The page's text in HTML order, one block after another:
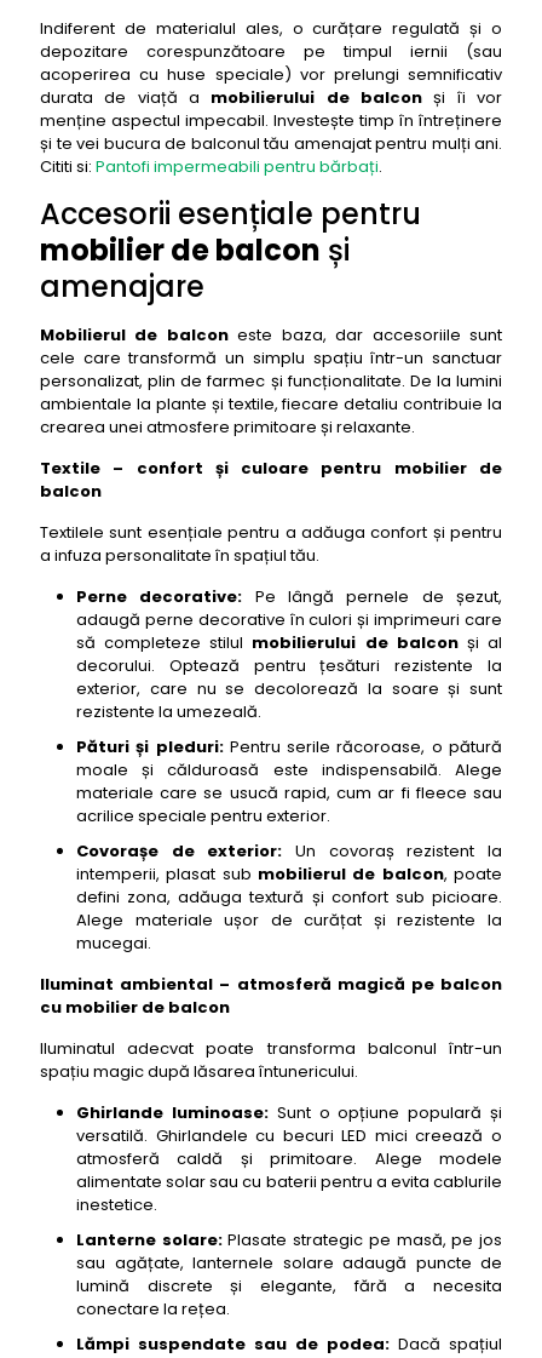
Indiferent de materialul ales, o curățare regulată și o
depozitare corespunzătoare pe timpul iernii (sau
acoperirea cu huse speciale) vor prelungi semnificativ
durata de viață a mobilierului de balcon și îi vor
menține aspectul impecabil. Investește timp în întreținere
și te vei bucura de balconul tău amenajat pentru mulți ani.
Cititi si: Pantofi impermeabili pentru bărbați.
Accesorii esențiale pentru
mobilier de balcon și
amenajare
Mobilierul de balconeste baza, dar accesoriile sunt
cele care transformă un simplu spațiu într-un sanctuar
personalizat, plin de farmec și funcționalitate. De la lumini
ambientale la plante și textile, fiecare detaliu contribuie la
crearea unei atmosfere primitoare și relaxante.
Textile – confort și culoare pentru mobilier de
balcon
Textilele sunt esențiale pentru a adăuga confort și pentru
a infuza personalitate în spațiul tău.
Perne decorative: Pe lângă pernele de șezut,
adaugă perne decorative în culori și imprimeuri care
să completeze stilul mobilierului de balconși al
decorului. Optează pentru țesături rezistente la
exterior, care nu se decolorează la soare și sunt
rezistente la umezeală.
Pături și pleduri:Pentru serile răcoroase, o pătură
moale și călduroasă este indispensabilă. Alege
materiale care se usucă rapid, cum ar fi fleece sau
acrilice speciale pentru exterior.
Covorașe de exterior: Un covoraș rezistent la
intemperii, plasat sub mobilierul de balcon, poate
defini zona, adăuga textură și confort sub picioare.
Alege materiale ușor de curățat și rezistente la
mucegai.
Iluminat ambiental – atmosferă magică pe balcon
cu mobilier de balcon
Iluminatul adecvat poate transforma balconul într-un
spațiu magic după lăsarea întunericului.
Ghirlande luminoase:Sunt o opțiune populară și
versatilă. Ghirlandele cu becuri LED mici creează o
atmosferă caldă și primitoare. Alege modele
alimentate solar sau cu baterii pentru a evita cablurile
inestetice.
Lanterne solare:Plasate strategic pe masă, pe jos
sau agățate, lanternele solare adaugă puncte de
lumină discrete și elegante, fără a necesita
conectare la rețea.
Lămpi suspendate sau de podea: Dacă spațiul